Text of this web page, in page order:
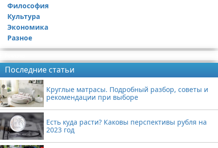
Философия
Культура
Экономика
Разное
Последние статьи
Круглые матрасы. Подробный разбор, советы и
рекомендации при выборе
Есть куда расти? Каковы перспективы рубля на
2023 год